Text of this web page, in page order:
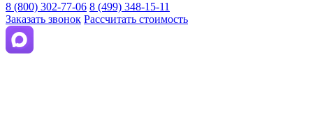
8 (800) 302-77-06 8 (499) 348-15-11
Заказать звонок Рассчитать стоимость